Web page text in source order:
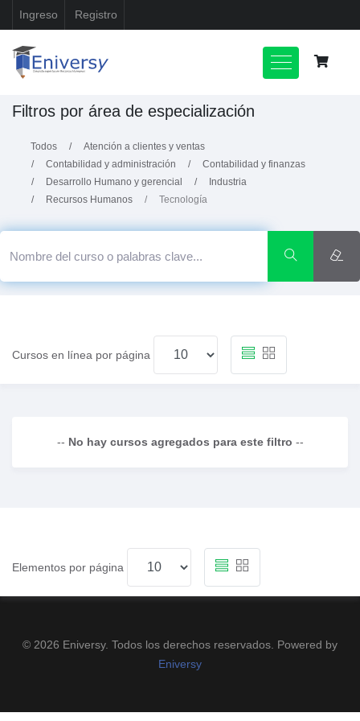
Ingreso Registro
Filtros por área de especialización
Todos
Atención a clientes y ventas
Contabilidad y administración
Contabilidad y finanzas
Desarrollo Humano y gerencial
Industria
Recursos Humanos
Tecnología
Cursos en línea por página
-- No hay cursos agregados para este filtro --
Elementos por página
© 2026 Eniversy. Todos los derechos reservados. Powered by
Eniversy